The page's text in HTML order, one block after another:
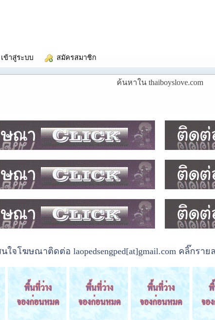
เข้าสู่ระบบ สมัครสมาชิก
ค้นหาใน thaiboyslove.com
ใจโฆษณาติดต่อ laopedsengped[at]gmail.com คลิ๊กรา